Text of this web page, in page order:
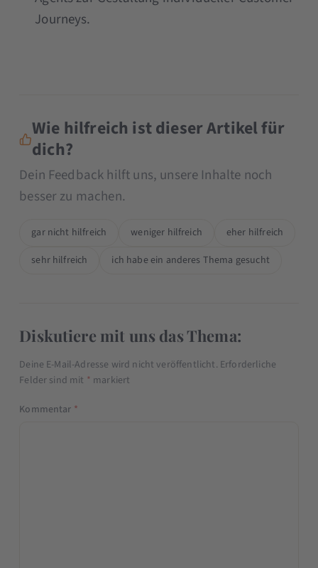
Journeys.
Wie hilfreich ist dieser Artikel für
dich?
Dein Feedback hilft uns, unsere Inhalte noch
besser zu machen.
gar nicht hilfreich weniger hilfreich
eher hilfreich
sehr hilfreich
ich habe ein anderes Thema gesucht
Diskutiere mit uns das Thema:
Deine E-Mail-Adresse wird nicht veröffentlicht. Erforderliche
Felder sind mit * markiert
Kommentar *